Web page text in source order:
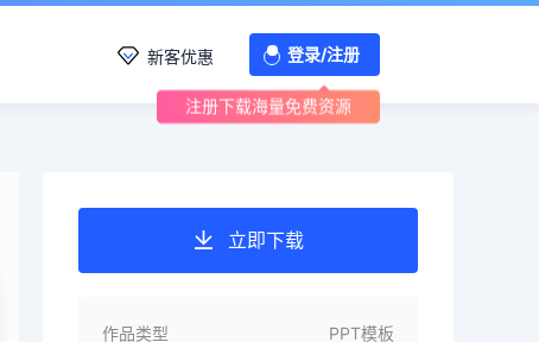
新客优惠 登录/注册
注册下载海量免费资源
立即下载
作品类型 PPT模板